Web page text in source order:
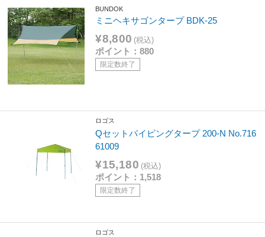
BUNDOK
ミニヘキサゴンタープ BDK-25
¥8,800 (税込)
ポイント：880
限定数終了
ロゴス
Qセットパイピングタープ 200-N No.716
61009
¥15,180 (税込)
ポイント：1,518
限定数終了
ロゴス